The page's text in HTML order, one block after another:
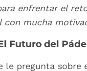
enfrentar el
con mucha
Futuro del
le pregunta sobre